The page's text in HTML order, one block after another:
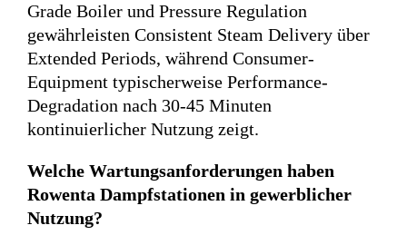
Grade Boiler und Pressure Regulation
gewährleisten Consistent Steam Delivery über
Extended Periods, während Consumer-
Equipment typischerweise Performance-
Degradation nach 30-45 Minuten
kontinuierlicher Nutzung zeigt.
Welche Wartungsanforderungen haben
Rowenta Dampfstationen in gewerblicher
Nutzung?